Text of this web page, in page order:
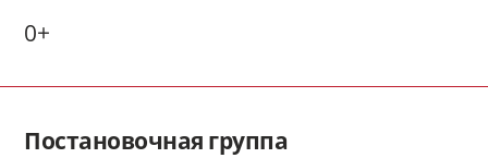
0+
Постановочная группа